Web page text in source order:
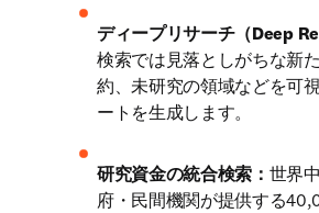
ディープリサーチ（Deep
検索では見落としがちな新
約、未研究の領域などを可
ートを生成します。
研究資金の統合検索： 世界
府・民間機関が提供する